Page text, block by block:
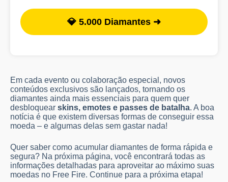
💎 5.000 Diamantes ➜
Em cada evento ou colaboração especial, novos
conteúdos exclusivos são lançados, tornando os
diamantes ainda mais essenciais para quem quer
desbloquear skins, emotes e passes de batalha. A boa
notícia é que existem diversas formas de conseguir essa
moeda – e algumas delas sem gastar nada!
Quer saber como acumular diamantes de forma rápida e
segura? Na próxima página, você encontrará todas as
informações detalhadas para aproveitar ao máximo suas
moedas no Free Fire. Continue para a próxima etapa!